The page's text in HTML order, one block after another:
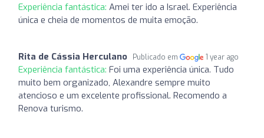
Experiência fantástica: Amei ter ido a Israel. Experiência
única e cheia de momentos de muita emoção.
Rita de Cássia Herculano Publicado em 1 year ago
Experiência fantástica: Foi uma experiência única. Tudo
muito bem organizado, Alexandre sempre muito
atencioso e um excelente profissional. Recomendo a
Renova turismo.